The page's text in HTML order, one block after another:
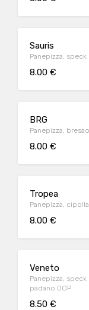
Sauris
Panepizza,
8.00 €
BRG
Panepizza,
8.00 €
Tropea
Panepizza,
8.00 €
Veneto
Panepizza,
padano DOP
8.50 €